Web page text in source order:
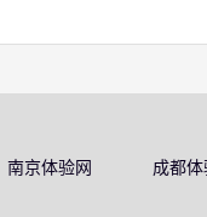
南京体验网 成都体